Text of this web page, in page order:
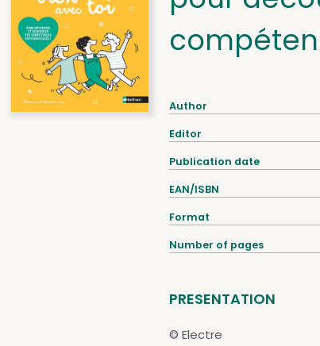
Author
Editor
Publication date
EAN/ISBN
Format
Number of pages
PRESENTATION
© Electre